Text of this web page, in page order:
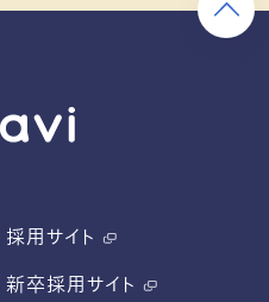
採用サイト
新卒採用サイト